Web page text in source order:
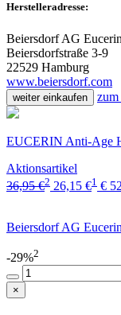
Herstelleradresse:
Beiersdorf AG Eucerin
Beiersdorfstraße 3-9
22529 Hamburg
www.beiersdorf.com
weiter einkaufen
EUCERIN Anti-Age
Aktionsartikel
36,95 €2 26,15 €1 €
Beiersdorf AG Eucerin
-29%2
×